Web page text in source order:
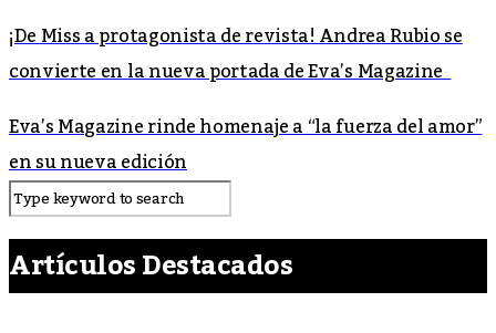
¡De Miss a protagonista de revista! Andrea Rubio se
convierte en la nueva portada de Eva’s Magazine
Eva’s Magazine rinde homenaje a “la fuerza del amor”
en su nueva edición
Artículos Destacados